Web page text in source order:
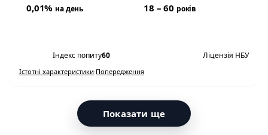
0,01% на день 18 – 60 років
Індекс попиту60 Ліцензія НБУ
Істотні характеристики·Попередження
Показати ще